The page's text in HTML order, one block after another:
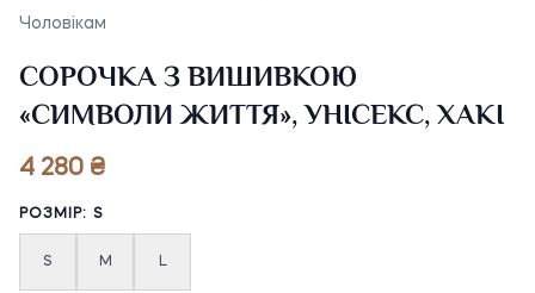
Чоловікам
СОРОЧКА З ВИШИВКОЮ
«СИМВОЛИ ЖИТТЯ», УНІСЕКС, ХАКІ
4 280 ₴
РОЗМІР: S
S M L